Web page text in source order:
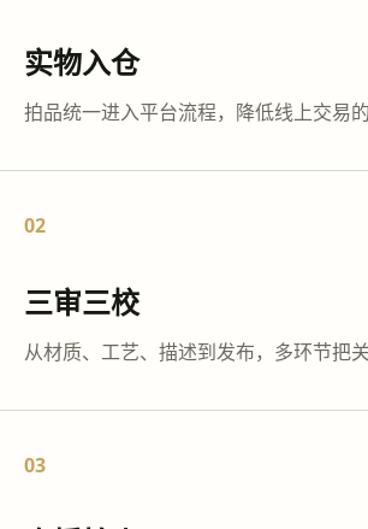
实物入仓
拍品统一进入平台流程，降低线上交易的
02
三审三校
从材质、工艺、描述到发布，多环节把关
03